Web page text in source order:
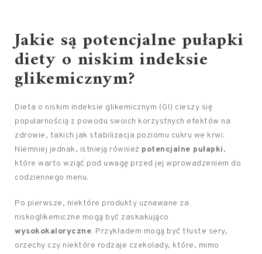
Jakie są potencjalne pułapki
diety o niskim indeksie
glikemicznym?
Dieta o niskim indeksie glikemicznym (GI) cieszy się
popularnością z powodu swoich korzystnych efektów na
zdrowie, takich jak stabilizacja poziomu cukru we krwi.
Niemniej jednak, istnieją również potencjalne pułapki,
które warto wziąć pod uwagę przed jej wprowadzeniem do
codziennego menu.
Po pierwsze, niektóre produkty uznawane za
niskoglikemiczne mogą być zaskakująco
wysokokaloryczne. Przykładem mogą być tłuste sery,
orzechy czy niektóre rodzaje czekolady, które, mimo